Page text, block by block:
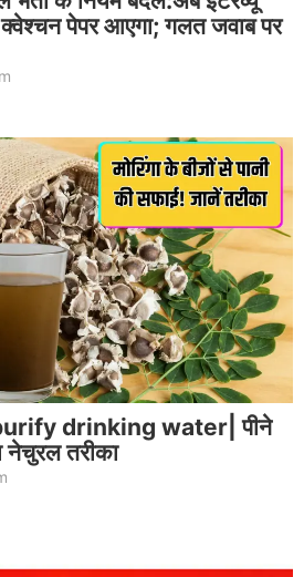
क्वेश्चन पेपर आएगा; गलत जवाब पर
drinking water| पीने
नेचुरल तरीका